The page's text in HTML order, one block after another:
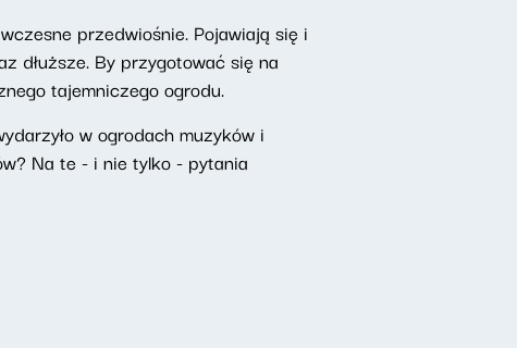
przedwiośnie. Pojawiają się i
dłuższe. By przygotować się na
tajemniczego ogrodu.
w ogrodach muzyków i
Na te - i nie tylko - pytania